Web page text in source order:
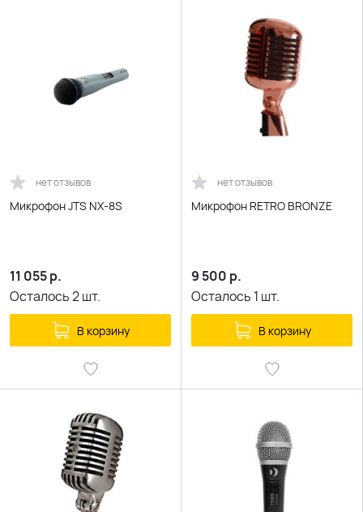
нет отзывов
Микрофон JTS NX-8S
11 055р.
Осталось2шт.
В корзину
нет отзывов
Микрофон RETRO BRONZE
9 500 р.
Осталось 1 шт.
В корзину